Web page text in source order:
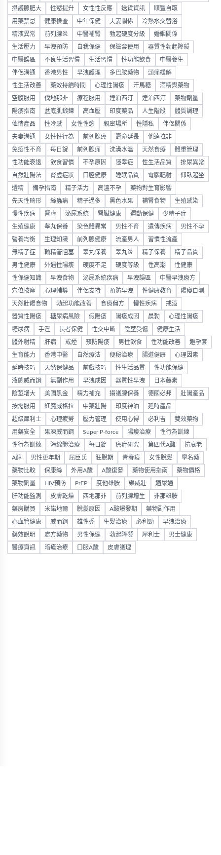
攝護腺肥大 性慾提升 女性性反應 送貨資訊 順豐自取
用藥禁忌 健康檢查 中年保健 夫妻關係 冷熱水交替浴
精液異常 前列腺炎 中醫補腎 勃起硬度分級 婚姻關係
生活壓力 早洩預防 自我保健 保險套使用 器質性勃起障礙
中醫誤區 不良生活習慣 生活習慣 性功能飲食 中醫養生
伴侶溝通 香港男性 早洩護理 多巴胺藥物 頭痛緩解
性生活改善 藥效持續時間 心理性陽痿 汗馬糖 酒精與藥物
空腹服用 伐地那非 療程服用 達泊西汀 達泊西汀 藥物劑量
陽痿指南 盆底肌鍛鍊 高血壓 印度藥品 人生階段 體質調理
催情產品 性冷感 女性性慾 親密場所 性隱私 伴侶關係
夫妻溝通 女性性行為 前列腺癌 壽命延長 他達拉非
免疫性不育 每日錠 前列腺痛 洗澡水溫 天然食療 體重管理
性功能衰退 飲食習慣 不孕原因 隱睾症 性生活品質 排尿異常
自然壯陽法 腎虛症狀 口腔健康 睡眠品質 電腦輻射 仰臥起坐
遺精 備孕指南 精子活力 高溫不孕 藥物對生育影響
先天性畸形 絲蟲病 精子過多 黑色水果 補腎食物 生殖感染
慢性疾病 腎虛 泌尿系統 腎臟健康 運動保健 少精子症
生殖健康 睾丸保養 染色體異常 男性不育 遺傳疾病 男性不孕
營養均衡 生理知識 前列腺健康 流產男人 習慣性流產
無精子症 輸精管阻塞 睾丸保養 睾丸炎 精子保養 精子品質
男性健康 外遇性陽痿 硬度不足 硬度等級 性高潮 性健康
性保健知識 早洩食物 泌尿系統疾病 早洩誤區 中醫早洩療方
穴位按摩 心理輔導 伴侶支持 預防早洩 性健康教育 陽痿自測
天然壯陽食物 勃起功能改善 食療偏方 慢性疾病 戒酒
器質性陽痿 糖尿病風險 假陽痿 陽痿成因 晨勃 心理性陽痿
糖尿病 手淫 長者保健 性交中斷 陰莖受傷 健康生活
體外射精 肝病 戒煙 預防陽痿 男性飲食 性功能改善 避孕套
生育能力 香港中醫 自然療法 便秘治療 腸道健康 心理因素
延時技巧 天然保健品 前戲技巧 性生活品質 性功能保健
液態威而鋼 無副作用 早洩成因 器質性早洩 日本藤素
陰莖增大 美國黑金 精力補充 攝護腺保養 德國必邦 壯陽產品
按需服用 紅魔威格拉 中藥壯陽 印度神油 延時產品
超級犀利士 心理疲勞 壓力管理 使用心得 必利吉 雙效藥物
用藥安全 果凍威而鋼 Super P-force 陽痿治療 性行為訓練
性行為訓練 海綿體治療 每日錠 癌症研究 第四代A酸 抗衰老
A醇 男性更年期 屈臣氏 狂脫期 青春痘 女性脫髮 學名藥
藥物比較 保康絲 外用A酸 A酸復發 藥物使用指南 藥物價格
藥物劑量 HIV預防 PrEP 度他雄胺 樂威壯 適尿通
肝功能監測 皮膚乾燥 西地那非 前列腺增生 非那雄胺
藥房購買 米諾地爾 脫髮原因 A酸爆發期 藥物副作用
心血管健康 威而鋼 雄性禿 生髮治療 必利勁 早洩治療
藥效說明 處方藥物 男性保健 勃起障礙 犀利士 男士健康
醫療資訊 暗瘡治療 口服A酸 皮膚護理